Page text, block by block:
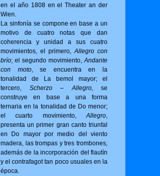
en el año 1808 en el Theater an der
Wien.
La sinfonía se compone en base a un
motivo de cuatro notas que dan
coherencia y unidad a sus cuatro
movimientos, el primero,Allegro con
brío; el segundo movimiento,Andante
con moto, se encuentra en la
tonalidad de La bemol mayor; el
tercero, Scherzo – Allegro, se
construye en base a una forma
ternaria en la tonalidad de Do menor;
el cuarto movimiento,Allegro,
presenta un primer gran canto triunfal
en Do mayor por medio del viento
madera, las trompas y tres trombones,
además de la incorporación del flautín
y el contrafagot tan poco usuales en la
época.